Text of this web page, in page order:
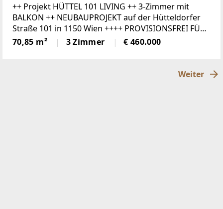
++ Projekt HÜTTEL 101 LIVING ++ 3-Zimmer mit
BALKON ++ NEUBAUPROJEKT auf der Hütteldorfer
Straße 101 in 1150 Wien ++++ PROVISIONSFREI FÜR
DEN KÄUFER ++ Mitten im jungen und dynamischen
15. Wiener Gemeindebezirk
70,85 m² 3 Zimmer € 460.000
Weiter